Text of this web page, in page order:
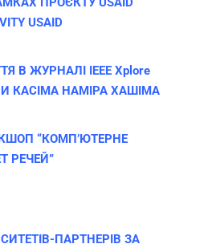
USAID
В ЖУРНАЛІ IEEE Xplore
КАСІМА НАМІРА ХАШІМА
“КОМП’ЮТЕРНЕ
РЕЧЕЙ”
ПАРТНЕРІВ ЗА